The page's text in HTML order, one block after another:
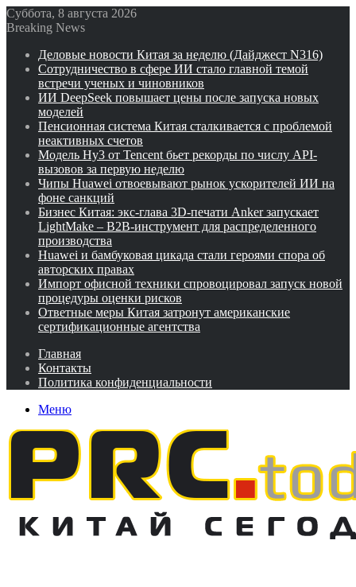
Суббота, 8 августа 2026
Breaking News
Деловые новости Китая за неделю (Дайджест N316)
Сотрудничество в сфере ИИ стало главной темой
встречи ученых и чиновников
ИИ DeepSeek повышает цены после запуска новых
моделей
Пенсионная система Китая сталкивается с проблемой
неактивных счетов
Модель Hy3 от Tencent бьет рекорды по числу API-
вызовов за первую неделю
Чипы Huawei отвоевывают рынок ускорителей ИИ на
фоне санкций
Бизнес Китая: экс-глава 3D-печати Anker запускает
LightMake – B2B-инструмент для распределенного
производства
Huawei и бамбуковая цикада стали героями спора об
авторских правах
Импорт офисной техники спровоцировал запуск новой
процедуры оценки рисков
Ответные меры Китая затронут американские
сертификационные агентства
Главная
Контакты
Политика конфиденциальности
Меню